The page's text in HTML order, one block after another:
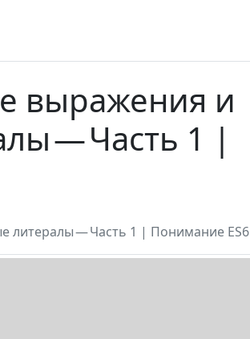
выражения и
— Часть 1 |
литералы — Часть 1 | Понимание ES6